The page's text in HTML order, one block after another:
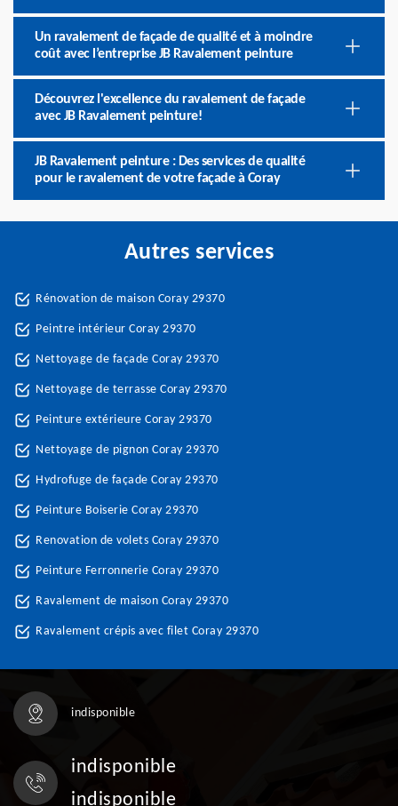
Un ravalement de façade de qualité et à moindre
coût avec l’entreprise JB Ravalement peinture
Découvrez l'excellence du ravalement de façade
avec JB Ravalement peinture!
JB Ravalement peinture : Des services de qualité
pour le ravalement de votre façade à Coray
Autres services
Rénovation de maison Coray 29370
Peintre intérieur Coray 29370
Nettoyage de façade Coray 29370
Nettoyage de terrasse Coray 29370
Peinture extérieure Coray 29370
Nettoyage de pignon Coray 29370
Hydrofuge de façade Coray 29370
Peinture Boiserie Coray 29370
Renovation de volets Coray 29370
Peinture Ferronnerie Coray 29370
Ravalement de maison Coray 29370
Ravalement crépis avec filet Coray 29370
indisponible
indisponible
indisponible